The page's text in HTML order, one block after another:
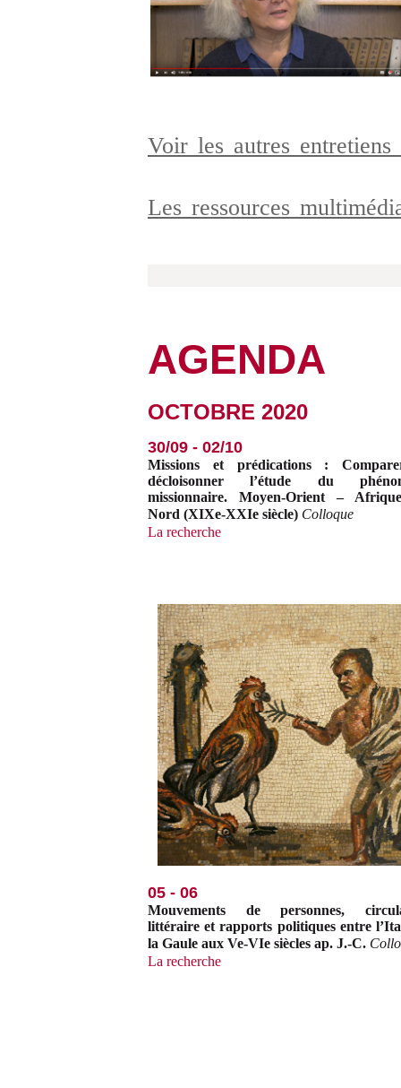
Voir les autres
Les ressources
AGENDA
OCTOBRE 2020
30/09 - 02/10
Missions et prédications :
décloisonner l’étude du
missionnaire. Moyen-Orient –
Nord (XIXe-XXIe siècle) Colloque
La recherche
05 - 06
Mouvements de personnes,
littéraire et rapports politiques entre
la Gaule aux Ve-VIe siècles ap. J.-C.
La recherche